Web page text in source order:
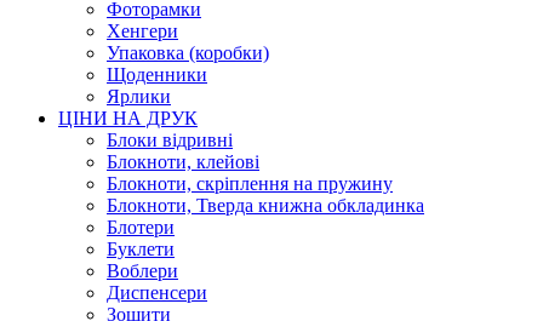
Фоторамки
Хенгери
Упаковка (коробки)
Щоденники
Ярлики
ЦІНИ НА ДРУК
Блоки відривні
Блокноти, клейові
Блокноти, скріплення на пружину
Блокноти, Тверда книжна обкладинка
Блотери
Буклети
Воблери
Диспенсери
Зошити